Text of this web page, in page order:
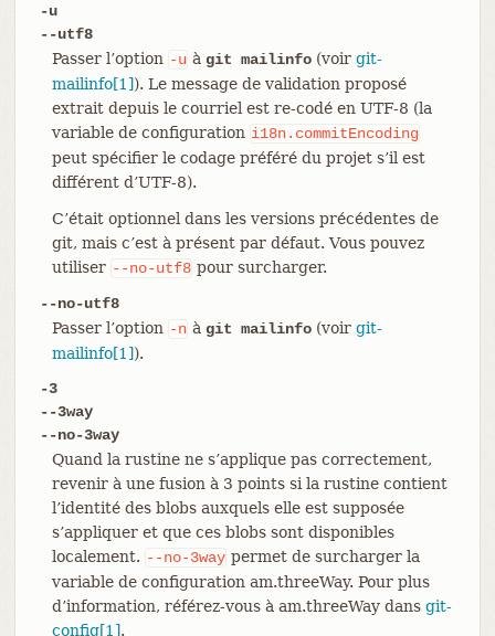
-u
--utf8
Passer l’option -u à git mailinfo(voir git-
mailinfo[1]). Le message de validation proposé
extrait depuis le courriel est re-codé en UTF-8 (la
variable de configuration i18n.commitEncoding
peut spécifier le codage préféré du projet s’il est
différent d’UTF-8).
C’était optionnel dans les versions précédentes de
git, mais c’est à présent par défaut. Vous pouvez
utiliser --no-utf8 pour surcharger.
--no-utf8
Passer l’option -n à git mailinfo(voir git-
mailinfo[1]).
-3
--3way
--no-3way
Quand la rustine ne s’applique pas correctement,
revenir à une fusion à 3 points si la rustine contient
l’identité des blobs auxquels elle est supposée
s’appliquer et que ces blobs sont disponibles
localement. --no-3way permet de surcharger la
variable de configuration am.threeWay. Pour plus
d’information, référez-vous à am.threeWay dans git-
config[1].